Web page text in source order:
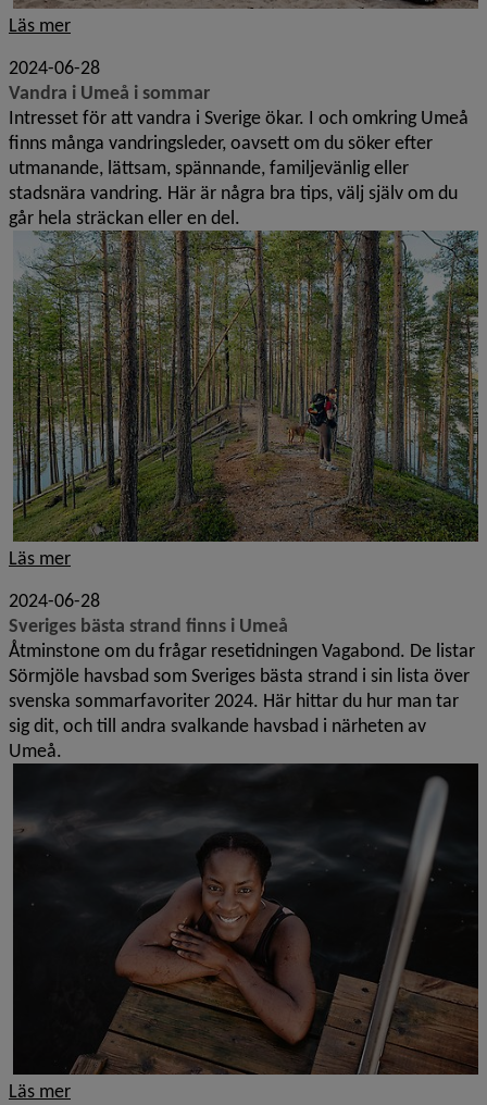
Läs mer
2024-06-28
Vandra i Umeå i sommar
Intresset för att vandra i Sverige ökar. I och omkring Umeå
finns många vandringsleder, oavsett om du söker efter
utmanande, lättsam, spännande, familjevänlig eller
stadsnära vandring. Här är några bra tips, välj själv om du
går hela sträckan eller en del.
Läs mer
2024-06-28
Sveriges bästa strand finns i Umeå
Åtminstone om du frågar resetidningen Vagabond. De listar
Sörmjöle havsbad som Sveriges bästa strand i sin lista över
svenska sommarfavoriter 2024. Här hittar du hur man tar
sig dit, och till andra svalkande havsbad i närheten av
Umeå.
Läs mer